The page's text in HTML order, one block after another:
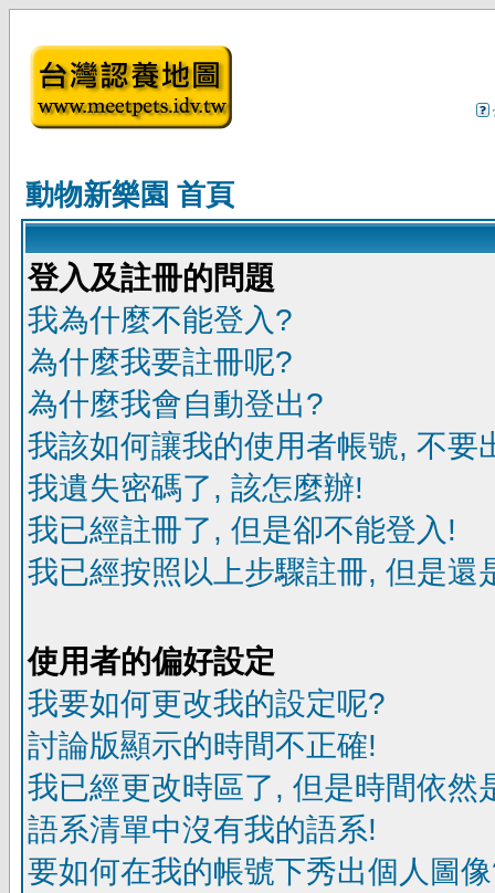
動物新樂園 首頁
登入及註冊的問題
我為什麼不能登入?
為什麼我要註冊呢?
為什麼我會自動登出?
我該如何讓我的使用者帳號, 不要
我遺失密碼了, 該怎麼辦!
我已經註冊了, 但是卻不能登入!
我已經按照以上步驟註冊, 但是還
使用者的偏好設定
我要如何更改我的設定呢?
討論版顯示的時間不正確!
我已經更改時區了, 但是時間依然
語系清單中沒有我的語系!
要如何在我的帳號下秀出個人圖